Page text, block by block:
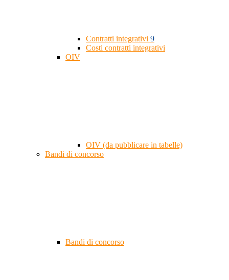
Contratti integrativi 9
Costi contratti integrativi
OIV
OIV (da pubblicare in tabelle)
Bandi di concorso
Bandi di concorso